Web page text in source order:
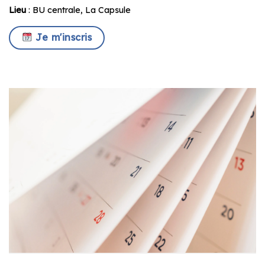
Lieu : BU centrale, La Capsule
Je m'inscris